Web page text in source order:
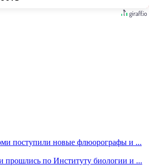
поступили новые флюорографы и ...
прошлись по Институту биологии и ...